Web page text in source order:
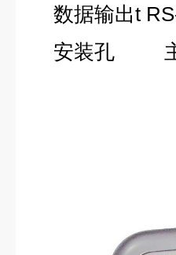
数据输出t
安装孔 主设